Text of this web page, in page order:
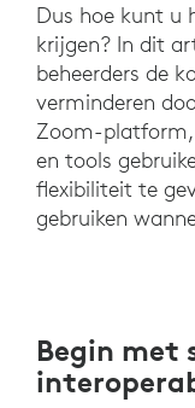
Dus hoe kunt u
krijgen? In dit
beheerders de
verminderen
Zoom-platform,
en tools
flexibiliteit te
gebruiken
Begin met